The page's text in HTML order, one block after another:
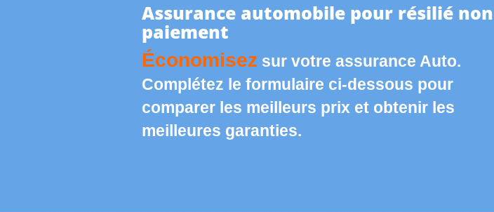
Assurance automobile pour résilié non
paiement
Économisez sur votre assurance Auto.
Complétez le formulaire ci-dessous pour
comparer les meilleurs prix et obtenir les
meilleures garanties.